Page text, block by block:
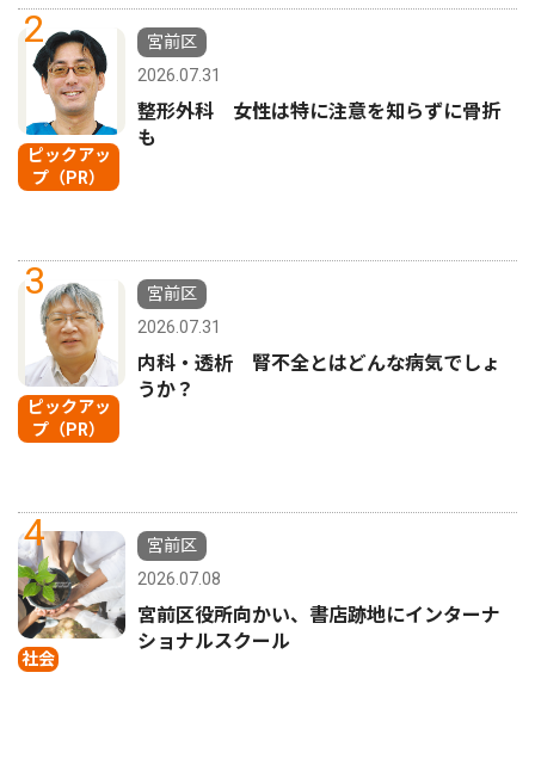
2
ピックアッ
プ（PR）
宮前区
2026.07.31
整形外科 女性は特に注意を知らずに骨折
も
3
ピックアッ
プ（PR）
宮前区
2026.07.31
内科・透析 腎不全とはどんな病気でしょ
うか？
4
社会
宮前区
2026.07.08
宮前区役所向かい、書店跡地にインターナ
ショナルスクール